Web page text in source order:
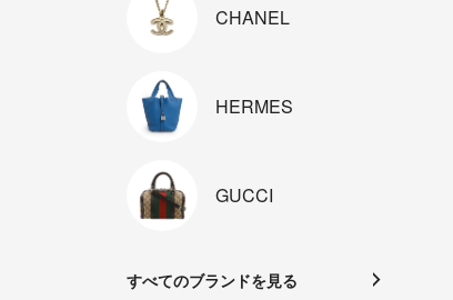
CHANEL
HERMES
GUCCI
すべてのブランドを見る